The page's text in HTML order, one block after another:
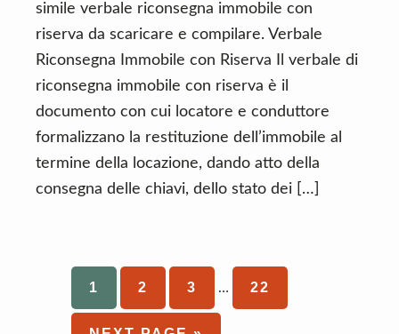
simile verbale riconsegna immobile con
riserva da scaricare e compilare. Verbale
Riconsegna Immobile con Riserva Il verbale di
riconsegna immobile con riserva è il
documento con cui locatore e conduttore
formalizzano la restituzione dell’immobile al
termine della locazione, dando atto della
consegna delle chiavi, dello stato dei […]
PAGE
1 PAGE
2 PAGE
3 … PAGE
22